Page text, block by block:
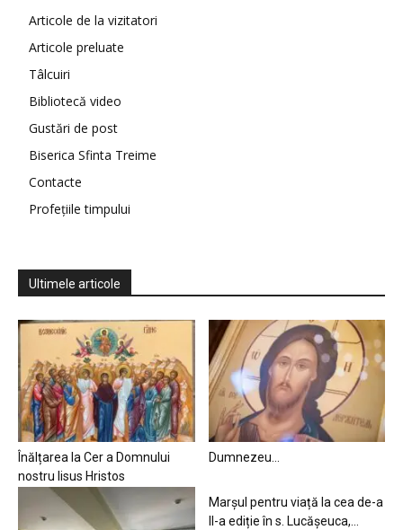
Articole de la vizitatori
Articole preluate
Tâlcuiri
Bibliotecă video
Gustări de post
Biserica Sfinta Treime
Contacte
Profețiile timpului
Ultimele articole
Înălțarea la Cer a Domnului
nostru Iisus Hristos
Dumnezeu…
Marșul pentru viață la cea de-a
II-a ediție în s. Lucășeuca,...